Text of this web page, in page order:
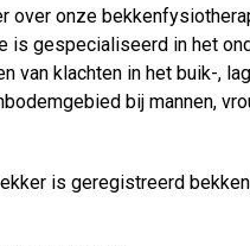
over onze
is gespecialiseerd in het
van klachten in het buik-,
bij mannen,
is geregistreerd